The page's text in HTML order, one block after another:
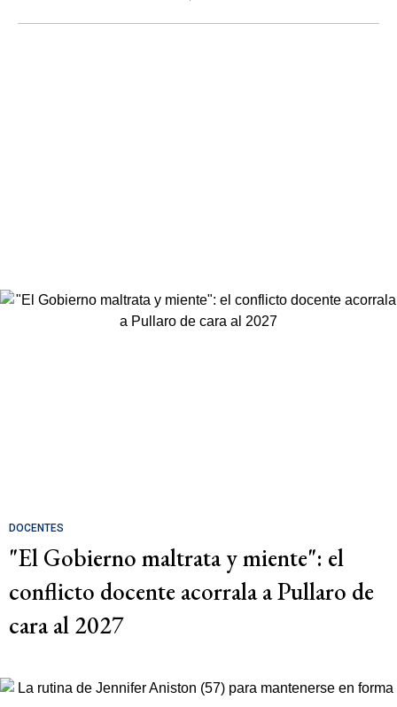
DOCENTES
"El Gobierno maltrata y miente": el
conflicto docente acorrala a Pullaro de
cara al 2027